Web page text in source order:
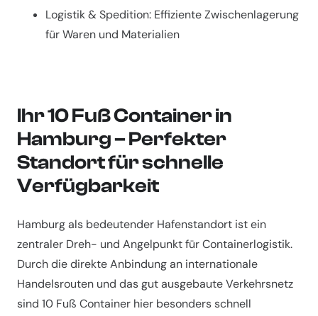
Logistik & Spedition: Effiziente Zwischenlagerung
für Waren und Materialien
Ihr 10 Fuß Container in
Hamburg – Perfekter
Standort für schnelle
Verfügbarkeit
Hamburg als bedeutender Hafenstandort ist ein
zentraler Dreh- und Angelpunkt für Containerlogistik.
Durch die direkte Anbindung an internationale
Handelsrouten und das gut ausgebaute Verkehrsnetz
sind 10 Fuß Container hier besonders schnell